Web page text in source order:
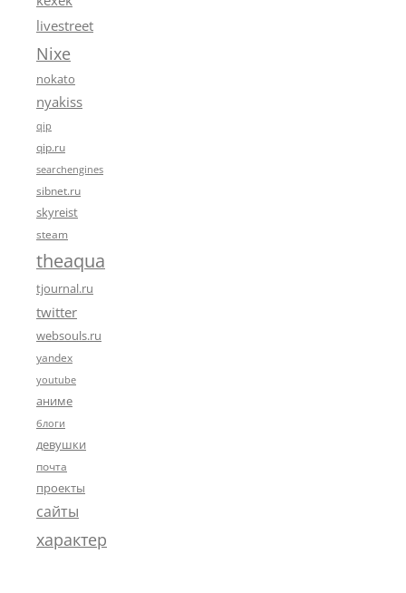
livestreet
Nixe
nokato
nyakiss
qip
qip.ru
searchengines
sibnet.ru
skyreist
steam
theaqua
tjournal.ru
twitter
websouls.ru
yandex
youtube
аниме
блоги
девушки
почта
проекты
сайты
характер